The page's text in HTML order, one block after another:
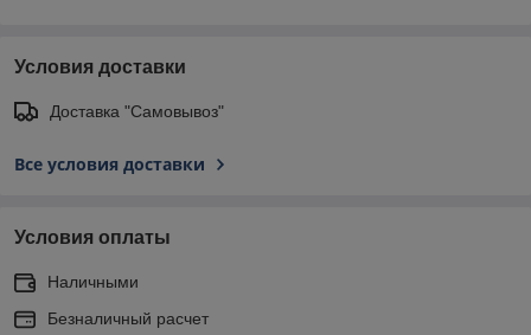
Условия доставки
Доставка "Самовывоз"
Все условия доставки
Условия оплаты
Наличными
Безналичный расчет